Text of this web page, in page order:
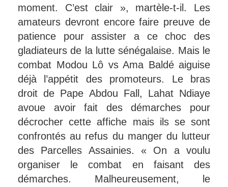
moment. C’est clair », martèle-t-il. Les
amateurs devront encore faire preuve de
patience pour assister a ce choc des
gladiateurs de la lutte sénégalaise. Mais le
combat Modou Lô vs Ama Baldé aiguise
déjà l’appétit des promoteurs. Le bras
droit de Pape Abdou Fall, Lahat Ndiaye
avoue avoir fait des démarches pour
décrocher cette affiche mais ils se sont
confrontés au refus du manger du lutteur
des Parcelles Assainies. « On a voulu
organiser le combat en faisant des
démarches. Malheureusement, le